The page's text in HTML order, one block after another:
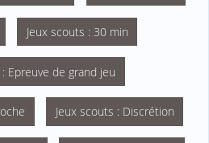
Jeux scouts : 30 min
Epreuve de grand jeu
Jeux scouts : Discrétion